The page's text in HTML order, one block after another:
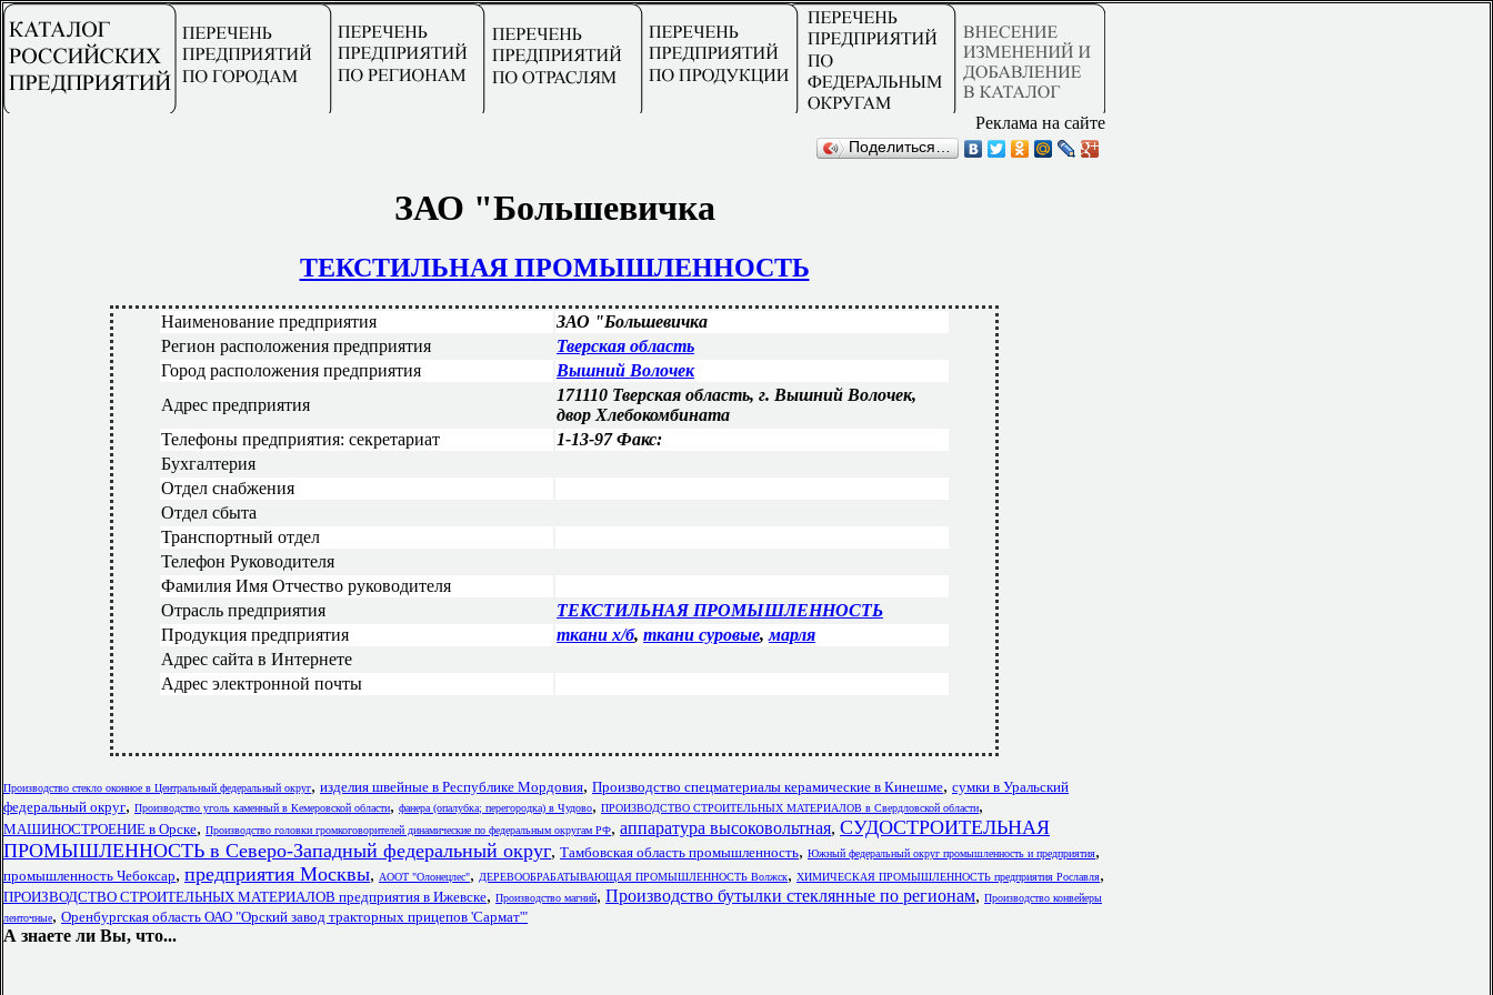
Реклама на сайте
Поделиться…
ЗАО "Большевичка
ТЕКСТИЛЬНАЯ ПРОМЫШЛЕННОСТЬ
Наименование предприятия
ЗАО "Большевичка
Регион расположения предприятия
Тверская область
Город расположения предприятия
Вышний Волочек
Адрес предприятия
171110 Тверская область, г. Вышний Волочек,
двор Хлебокомбината
Телефоны предприятия: секретариат
1-13-97 Факс:
Бухгалтерия
Отдел снабжения
Отдел сбыта
Транспортный отдел
Телефон Руководителя
Фамилия Имя Отчество руководителя
Отрасль предприятия
ТЕКСТИЛЬНАЯ ПРОМЫШЛЕННОСТЬ
Продукция предприятия
ткани х/б, ткани суровые,марля
Адрес сайта в Интернете
Адрес электронной почты
Производство стекло оконное в Центральный федеральный округ, изделия швейные в Республике Мордовия, Производство спецматериалы керамические в Кинешме, сумки в Уральский
федеральный округ, Производство уголь каменный в Кемеровской области, фанера (опалубка; перегородка) в Чудово, ПРОИЗВОДСТВО СТРОИТЕЛЬНЫХ МАТЕРИАЛОВ в Свердловской области,
МАШИНОСТРОЕНИЕ в Орске, Производство головки громкоговорителей динамические по федеральным округам РФ, аппаратура высоковольтная, СУДОСТРОИТЕЛЬНАЯ
ПРОМЫШЛЕННОСТЬ в Северо-Западный федеральный округ, Тамбовская область промышленность, Южный федеральный округ промышленность и предприятия,
промышленность Чебоксар, предприятия Москвы, АООТ "Олонецлес", ДЕРЕВООБРАБАТЫВАЮЩАЯ ПРОМЫШЛЕННОСТЬ Волжск, ХИМИЧЕСКАЯ ПРОМЫШЛЕННОСТЬ предприятия Рославля,
ПРОИЗВОДСТВО СТРОИТЕЛЬНЫХ МАТЕРИАЛОВ предприятия в Ижевске, Производство магний, Производство бутылки стеклянные по регионам, Производство конвейеры
ленточные, Оренбургская область ОАО "Орский завод тракторных прицепов 'Сармат'"
А знаете ли Вы, что...